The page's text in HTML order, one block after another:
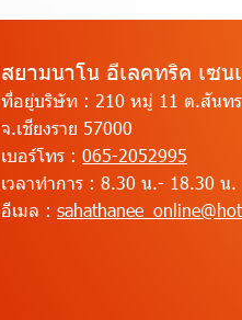
สยามนาโน อีเลคทริค เซน
ที่อยู่บริษัท : 210 หมู่ 11 ต.สันทร
จ.เชียงราย 57000
เบอร์โทร : 065-2052995
เวลาทำการ : 8.30 น.- 18.30 น.
อีเมล :